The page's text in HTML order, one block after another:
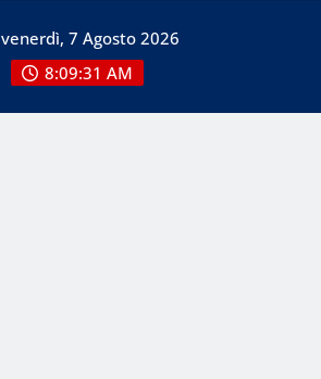
venerdì, 7 Agosto 2026
8:09:31 AM